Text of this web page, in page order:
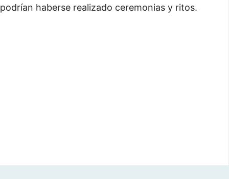
podrían haberse realizado ceremonias y ritos.